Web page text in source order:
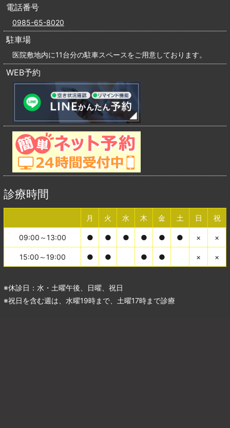
電話番号
0985-65-8020
駐車場
医院敷地内に11台分の駐車スペースをご用意しております。
WEB予約
診療時間
月 火 水 木 金 土 日 祝
09:00～13:00 ● ● ● ● ● ● × ×
15:00～19:00 ● ● ● ● × ×
※休診日：水・土曜午後、日曜、祝日
※祝日を含む週は、水曜19時まで、土曜17時まで診療